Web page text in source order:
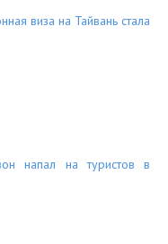
виза на Тайвань стала
напал на туристов в